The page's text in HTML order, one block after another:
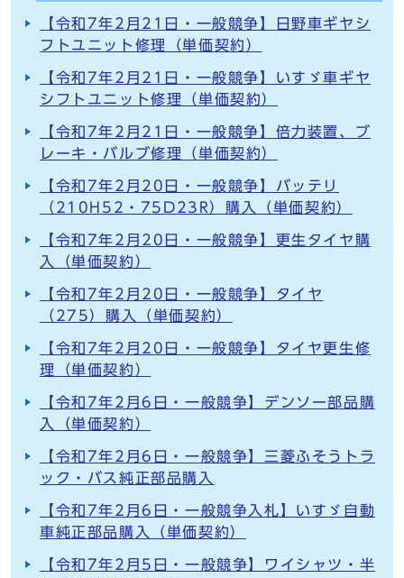
【令和7年2月21日・一般競争】日野車ギヤシ
フトユニット修理（単価契約）
【令和7年2月21日・一般競争】いすゞ車ギヤ
シフトユニット修理（単価契約）
【令和7年2月21日・一般競争】倍力装置、ブ
レーキ・バルブ修理（単価契約）
【令和7年2月20日・一般競争】バッテリ
（210H52・75D23R）購入（単価契約）
【令和7年2月20日・一般競争】更生タイヤ購
入（単価契約）
【令和7年2月20日・一般競争】タイヤ
（275）購入（単価契約）
【令和7年2月20日・一般競争】タイヤ更生修
理（単価契約）
【令和7年2月6日・一般競争】デンソー部品購
入（単価契約）
【令和7年2月6日・一般競争】三菱ふそうトラ
ック・バス純正部品購入
【令和7年2月6日・一般競争入札】いすゞ自動
車純正部品購入（単価契約）
【令和7年2月5日・一般競争】ワイシャツ・半